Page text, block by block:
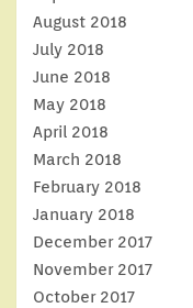
August 2018
July 2018
June 2018
May 2018
April 2018
March 2018
February 2018
January 2018
December 2017
November 2017
October 2017